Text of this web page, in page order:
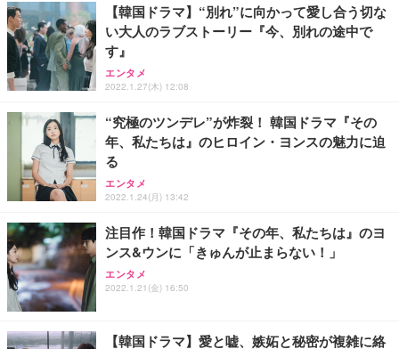
【韓国ドラマ】“別れ”に向かって愛し合う切な
い大人のラブストーリー『今、別れの途中で
す』
エンタメ
2022.1.27(木) 12:08
“究極のツンデレ”が炸裂！ 韓国ドラマ『その
年、私たちは』のヒロイン・ヨンスの魅力に迫
る
エンタメ
2022.1.24(月) 13:42
注目作！韓国ドラマ『その年、私たちは』のヨ
ンス&ウンに「きゅんが止まらない！」
エンタメ
2022.1.21(金) 16:50
【韓国ドラマ】愛と嘘、嫉妬と秘密が複雑に絡